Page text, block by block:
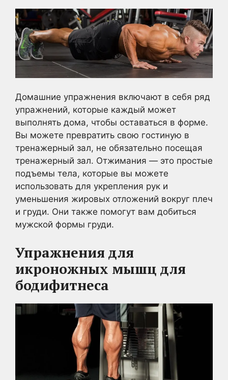
Домашние упражнения включают в себя ряд
упражнений, которые каждый может
выполнять дома, чтобы оставаться в форме.
Вы можете превратить свою гостиную в
тренажерный зал, не обязательно посещая
тренажерный зал. Отжимания — это простые
подъемы тела, которые вы можете
использовать для укрепления рук и
уменьшения жировых отложений вокруг плеч
и груди. Они также помогут вам добиться
мужской формы груди.
Упражнения для
икроножных мышц для
бодифитнеса